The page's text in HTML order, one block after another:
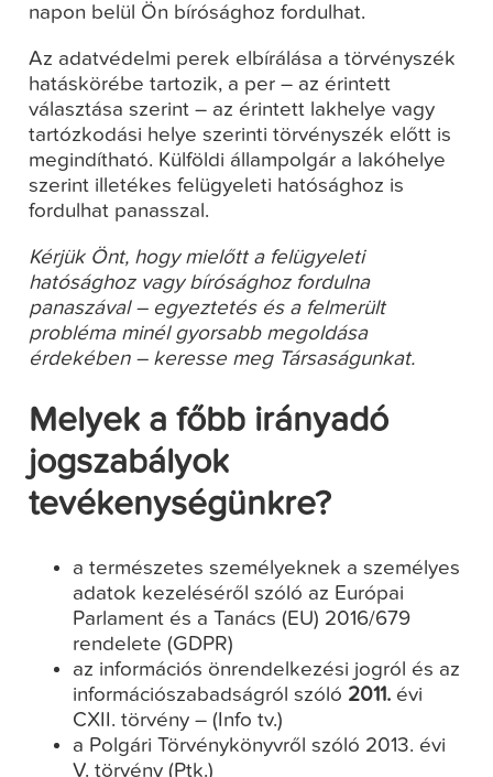
napon belül Ön bírósághoz fordulhat.
Az adatvédelmi perek elbírálása a törvényszék
hatáskörébe tartozik, a per – az érintett
választása szerint – az érintett lakhelye vagy
tartózkodási helye szerinti törvényszék előtt is
megindítható. Külföldi állampolgár a lakóhelye
szerint illetékes felügyeleti hatósághoz is
fordulhat panasszal.
Kérjük Önt, hogy mielőtt a felügyeleti
hatósághoz vagy bírósághoz fordulna
panaszával – egyeztetés és a felmerült
probléma minél gyorsabb megoldása
érdekében – keresse meg Társaságunkat.
Melyek a főbb irányadó
jogszabályok
tevékenységünkre?
a természetes személyeknek a személyes
adatok kezeléséről szóló az Európai
Parlament és a Tanács (EU) 2016/679
rendelete (GDPR)
az információs önrendelkezési jogról és az
információszabadságról szóló 2011. évi
CXII. törvény – (Info tv.)
a Polgári Törvénykönyvről szóló 2013. évi
V. törvény (Ptk.)